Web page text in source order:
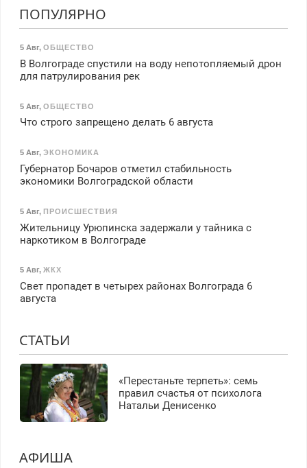
ПОПУЛЯРНО
5 Авг, ОБЩЕСТВО
В Волгограде спустили на воду непотопляемый дрон
для патрулирования рек
5 Авг, ОБЩЕСТВО
Что строго запрещено делать 6 августа
5 Авг, ЭКОНОМИКА
Губернатор Бочаров отметил стабильность
экономики Волгоградской области
5 Авг, ПРОИСШЕСТВИЯ
Жительницу Урюпинска задержали у тайника с
наркотиком в Волгограде
5 Авг, ЖКХ
Свет пропадет в четырех районах Волгограда 6
августа
СТАТЬИ
«Перестаньте терпеть»: семь
правил счастья от психолога
Натальи Денисенко
АФИША